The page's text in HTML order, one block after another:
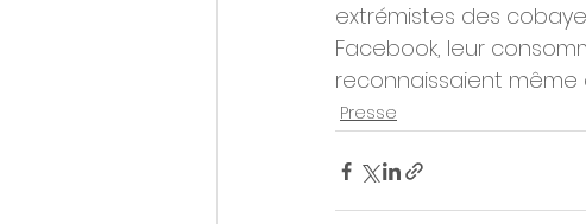
extrémistes des
Facebook, leur
reconnaissaient
Presse